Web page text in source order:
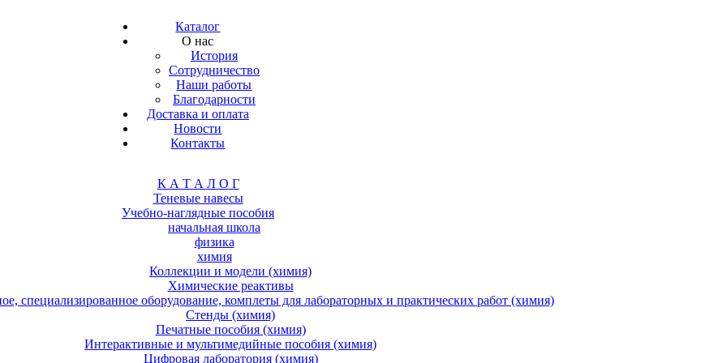
Каталог
О нас
История
Сотрудничество
Наши работы
Благодарности
Доставка и оплата
Новости
Контакты
К А Т А Л О Г
Теневые навесы
Учебно-наглядные пособия
начальная школа
физика
химия
Коллекции и модели (химия)
Химические реактивы
специализированное оборудование, комплеты для лабораторных и практических работ (химия)
Стенды (химия)
Печатные пособия (химия)
Интерактивные и мультимедийные пособия (химия)
Цифровая лаборатория (химия)